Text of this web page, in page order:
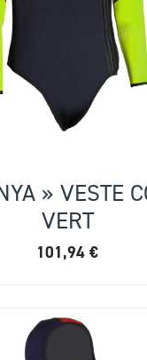
» VESTE
VERT
101,94 €